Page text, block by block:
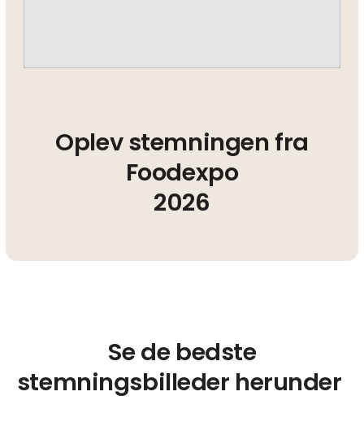
Oplev stemningen fra
Foodexpo
2026
Se de bedste
stemningsbilleder herunder